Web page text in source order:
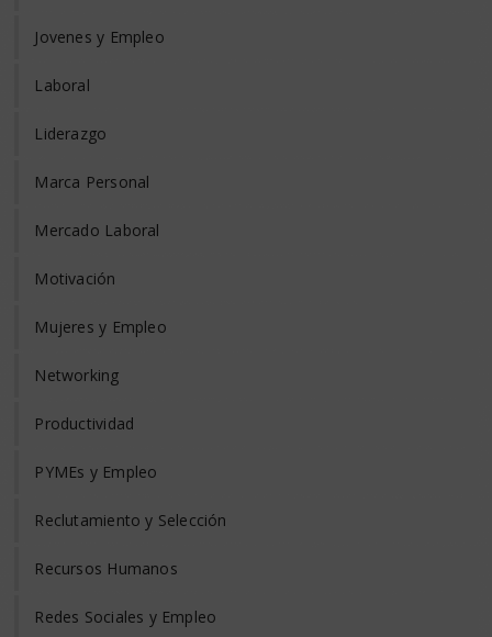
Jovenes y Empleo
Laboral
Liderazgo
Marca Personal
Mercado Laboral
Motivación
Mujeres y Empleo
Networking
Productividad
PYMEs y Empleo
Reclutamiento y Selección
Recursos Humanos
Redes Sociales y Empleo